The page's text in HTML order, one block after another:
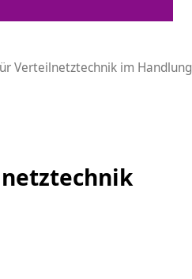
Verteilnetztechnik im